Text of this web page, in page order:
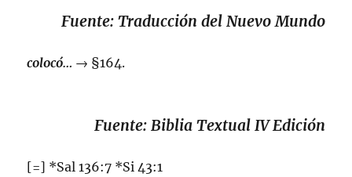
Fuente: Traducción del Nuevo Mundo
colocó… → §164.
Fuente: Biblia Textual IV Edición
[=] *Sal 136:7 *Si 43:1